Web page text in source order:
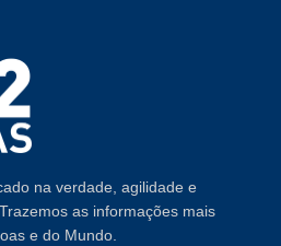
na verdade, agilidade e
as informações mais
e do Mundo.